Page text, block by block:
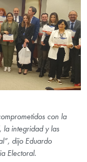
con la
la integridad y las
dijo Eduardo
Electoral.